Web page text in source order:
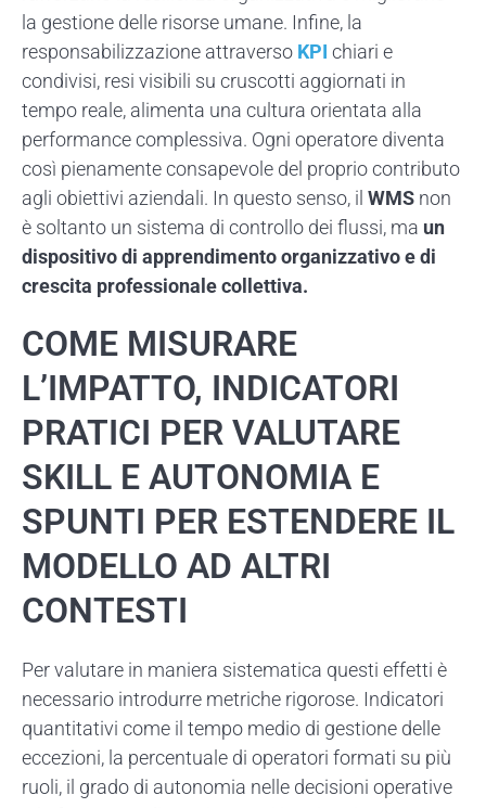
la gestione delle risorse umane. Infine, la
responsabilizzazione attraverso KPI chiari e
condivisi, resi visibili su cruscotti aggiornati in
tempo reale, alimenta una cultura orientata alla
performance complessiva. Ogni operatore diventa
così pienamente consapevole del proprio contributo
agli obiettivi aziendali. In questo senso, il WMS non
è soltanto un sistema di controllo dei flussi, ma un
dispositivo di apprendimento organizzativo e di
crescita professionale collettiva.
COME MISURARE
L’IMPATTO, INDICATORI
PRATICI PER VALUTARE
SKILL E AUTONOMIA E
SPUNTI PER ESTENDERE IL
MODELLO AD ALTRI
CONTESTI
Per valutare in maniera sistematica questi effetti è
necessario introdurre metriche rigorose. Indicatori
quantitativi come il tempo medio di gestione delle
eccezioni, la percentuale di operatori formati su più
ruoli, il grado di autonomia nelle decisioni operative